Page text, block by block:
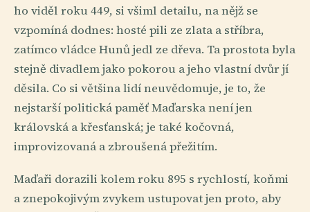
ho viděl roku 449, si všiml detailu, na nějž se
vzpomíná dodnes: hosté pili ze zlata a stříbra,
zatímco vládce Hunů jedl ze dřeva. Ta prostota byla
stejně divadlem jako pokorou a jeho vlastní dvůr jí
děsila. Co si většina lidí neuvědomuje, je to, že
nejstarší politická paměť Maďarska není jen
královská a křesťanská; je také kočovná,
improvizovaná a zbroušená přežitím.
Maďaři dorazili kolem roku 895 s rychlostí, koňmi
a znepokojivým zvykem ustupovat jen proto, aby